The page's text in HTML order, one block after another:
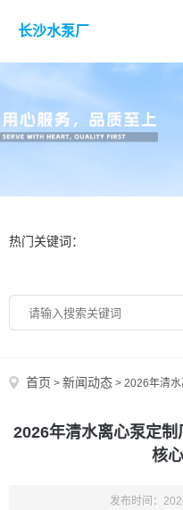
长沙水泵厂
热门关键词：
首页 > 新闻动态 > 2026年清水离
2026年清水离心泵定
核
发布时间：